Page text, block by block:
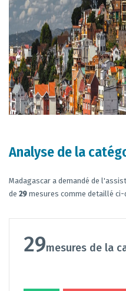
Analyse de la
Madagascar a demandé de
de 29 mesures comme detaillé ci-
29mesures de la